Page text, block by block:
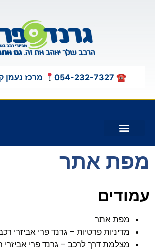
☎ 054-232-7327 מרכז נעמן
מפת אתר
עמודים
מפת אתר
מדיניות פרטיות – גרנד פרי אביזרי
מצלמת דרך לרכב – גרנד פרי אביזרי